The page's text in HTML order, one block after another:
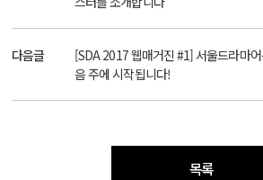
다음글
[SDA 2017 웹매거진 #1] 서울드라마
음 주에 시작됩니다!
목록